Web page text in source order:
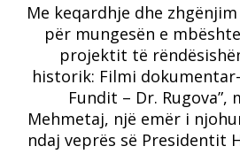
Me keqardhje dhe
për mungesën e
projektit të
historik: Filmi
Fundit – Dr. Rugova”,
Mehmetaj, një emër i
ndaj veprës së Presidentit